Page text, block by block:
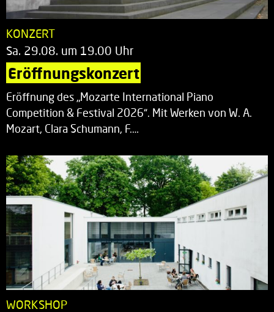
KONZERT
Sa. 29.08. um 19.00 Uhr
Eröffnungskonzert
Eröffnung des „Mozarte International Piano
Competition & Festival 2026“. Mit Werken von W. A.
Mozart, Clara Schumann, F.…
WORKSHOP